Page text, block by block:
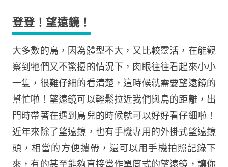
登登！望遠鏡！
大多數的鳥，因為體型不大，又比較靈活，在能觀
察到牠們又不驚擾的情況下，肉眼往往看起來小小
一隻，很難仔細的看清楚，這時候就需要望遠鏡的
幫忙啦！望遠鏡可以輕鬆拉近我們與鳥的距離，出
門時帶著在遇到鳥兒的時候就可以好好看仔細啦！
近年來除了望遠鏡，也有手機專用的外掛式望遠鏡
頭，相當的方便攜帶，還可以用手機拍照記錄下
來，有的甚至能夠直接當作單筒式的望遠鏡，讓你